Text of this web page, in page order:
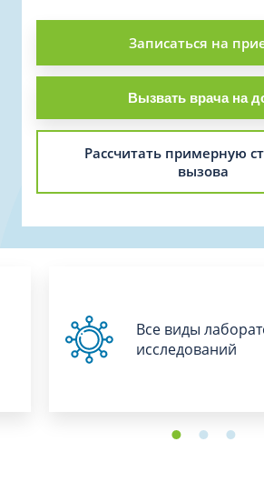
Записаться на
Вызвать врача на
Рассчитать примерную
вызова
Все виды
исследований